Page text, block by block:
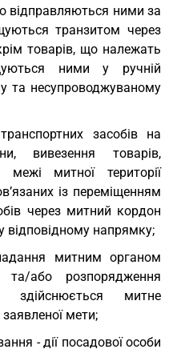
відправляються ними за
транзитом через
товарів, що належать
ними у ручній
та несупроводжуваному
засобів на
вивезення товарів,
межі митної території
із переміщенням
через митний кордон
відповідному напрямку;
митним органом
або розпорядження
митне
мети;
- дії посадової особи